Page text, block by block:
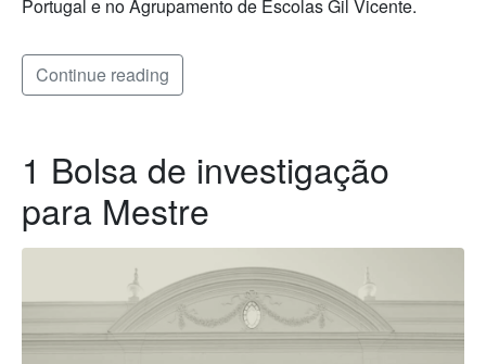
Portugal e no Agrupamento de Escolas Gil Vicente.
Continue reading
1 Bolsa de investigação
para Mestre